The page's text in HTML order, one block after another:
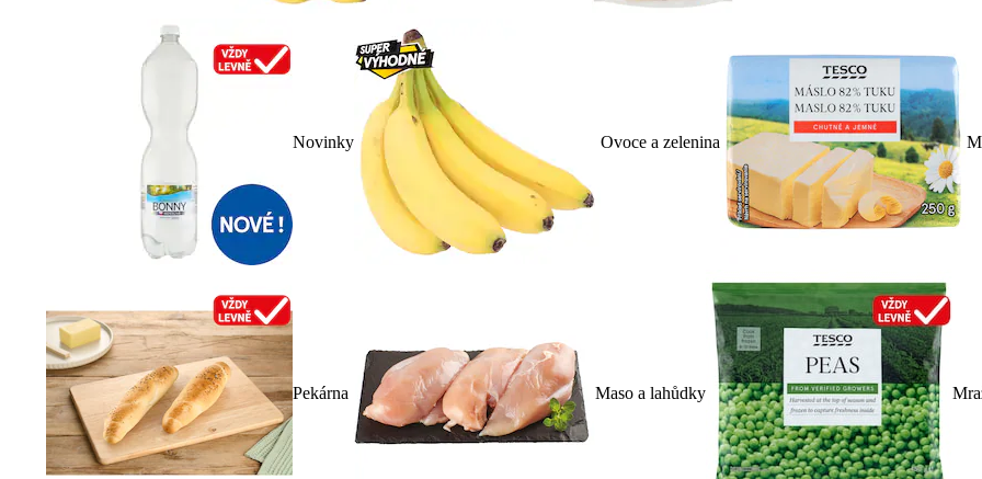
Novinky Ovoce a zelenina
Pekárna Maso a lahůdky